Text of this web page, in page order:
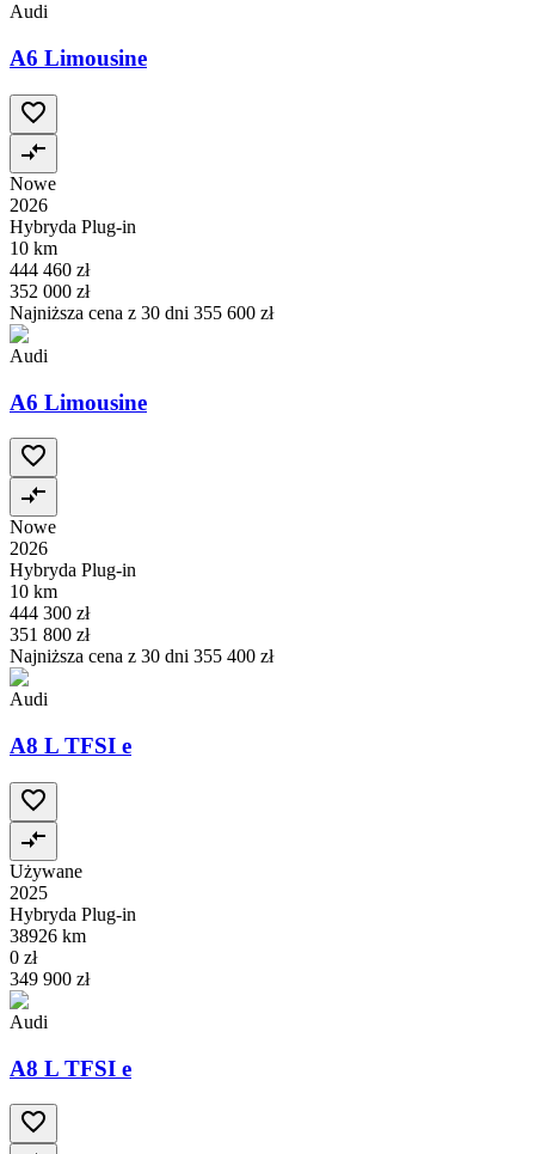
Audi
A6 Limousine
Nowe
2026
Hybryda Plug-in
10 km
444 460 zł
352 000 zł
Najniższa cena z 30 dni 355 600 zł
Audi
A6 Limousine
Nowe
2026
Hybryda Plug-in
10 km
444 300 zł
351 800 zł
Najniższa cena z 30 dni 355 400 zł
Audi
A8 L TFSI e
Używane
2025
Hybryda Plug-in
38926 km
0 zł
349 900 zł
Audi
A8 L TFSI e